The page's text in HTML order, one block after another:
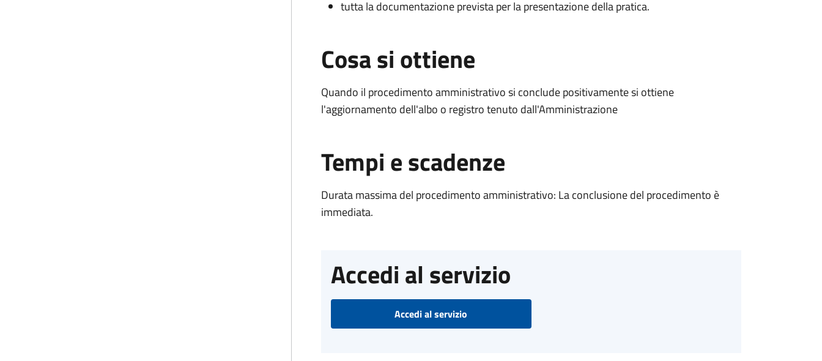
tutta la documentazione prevista per la presentazione della pratica.
Cosa si ottiene
Quando il procedimento amministrativo si conclude positivamente si ottiene
l'aggiornamento dell'albo o registro tenuto dall'Amministrazione
Tempi e scadenze
Durata massima del procedimento amministrativo: La conclusione del procedimento è
immediata.
Accedi al servizio
Accedi al servizio